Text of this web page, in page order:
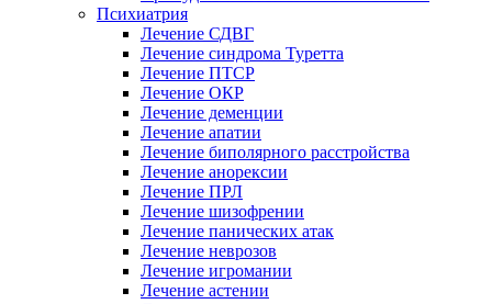
Психиатрия
Лечение СДВГ
Лечение синдрома Туретта
Лечение ПТСР
Лечение ОКР
Лечение деменции
Лечение апатии
Лечение биполярного расстройства
Лечение анорексии
Лечение ПРЛ
Лечение шизофрении
Лечение панических атак
Лечение неврозов
Лечение игромании
Лечение астении